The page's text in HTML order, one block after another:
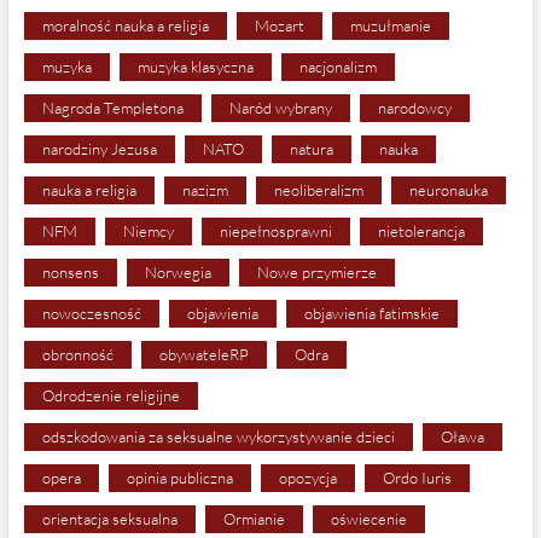
moralność nauka a religia Mozart muzułmanie
muzyka muzyka klasyczna nacjonalizm
Nagroda Templetona Naród wybrany narodowcy
narodziny Jezusa NATO natura nauka
nauka a religia nazizm neoliberalizm neuronauka
NFM Niemcy niepełnosprawni nietolerancja
nonsens Norwegia Nowe przymierze
nowoczesność objawienia objawienia fatimskie
obronność obywateleRP Odra
Odrodzenie religijne
odszkodowania za seksualne wykorzystywanie dzieci Oława
opera opinia publiczna opozycja Ordo Iuris
orientacja seksualna Ormianie oświecenie